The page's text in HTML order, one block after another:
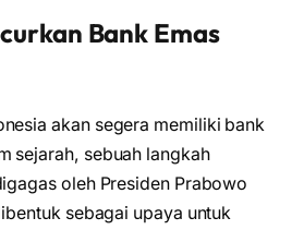
Bank Emas
akan segera memiliki bank
sejarah, sebuah langkah
oleh Presiden Prabowo
sebagai upaya untuk